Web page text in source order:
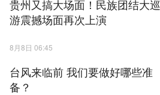
贵州又搞大场面！民族团结大巡
游震撼场面再次上演
8月8日 06:45
台风来临前 我们要做好哪些准
备？